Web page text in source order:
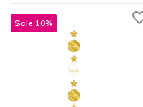
Sale 10%